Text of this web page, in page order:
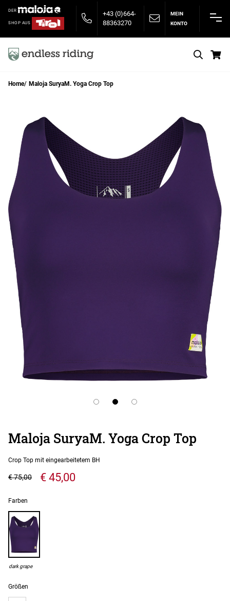
DER
SHOP AUS
+43 (0)664-
88363270
MEIN
KONTO
Home Maloja SuryaM. Yoga Crop Top
Maloja SuryaM. Yoga Crop Top
Crop Top mit eingearbeitetem BH
€ 45,00
€ 75,00
Größen
Farben
dark grape